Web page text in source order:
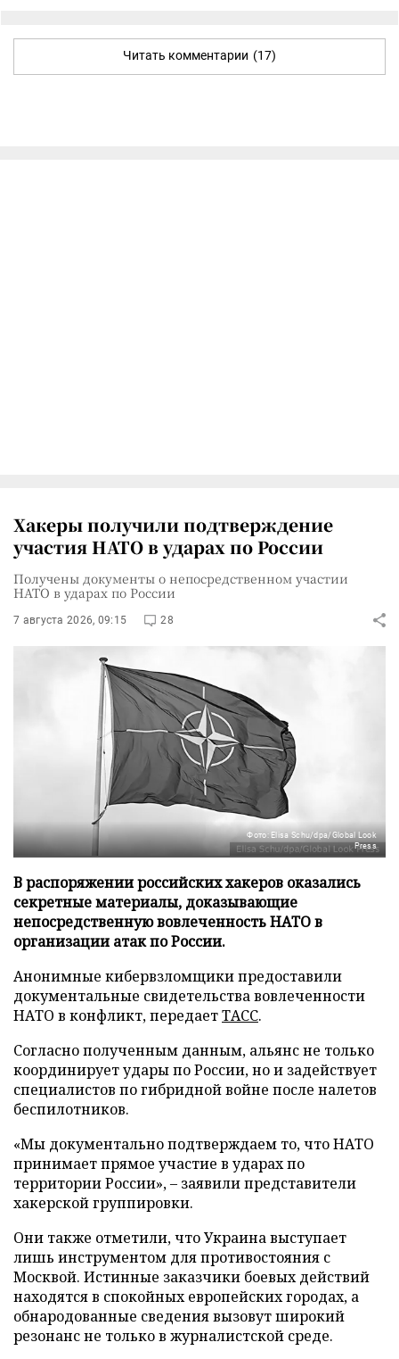
Читать комментарии (17)
Хакеры получили подтверждение
участия НАТО в ударах по России
Получены документы о непосредственном участии
НАТО в ударах по России
7 августа 2026, 09:15 28
Фото: Elisa Schu/dpa/Global Look
Press
В распоряжении российских хакеров оказались
секретные материалы, доказывающие
непосредственную вовлеченность НАТО в
организации атак по России.
Анонимные кибервзломщики предоставили
документальные свидетельства вовлеченности
НАТО в конфликт, передаетТАСС.
Согласно полученным данным, альянс не только
координирует удары по России, но и задействует
специалистов по гибридной войне после налетов
беспилотников.
«Мы документально подтверждаем то, что НАТО
принимает прямое участие в ударах по
территории России», – заявили представители
хакерской группировки.
Они также отметили, что Украина выступает
лишь инструментом для противостояния с
Москвой. Истинные заказчики боевых действий
находятся в спокойных европейских городах, а
обнародованные сведения вызовут широкий
резонанс не только в журналистской среде.